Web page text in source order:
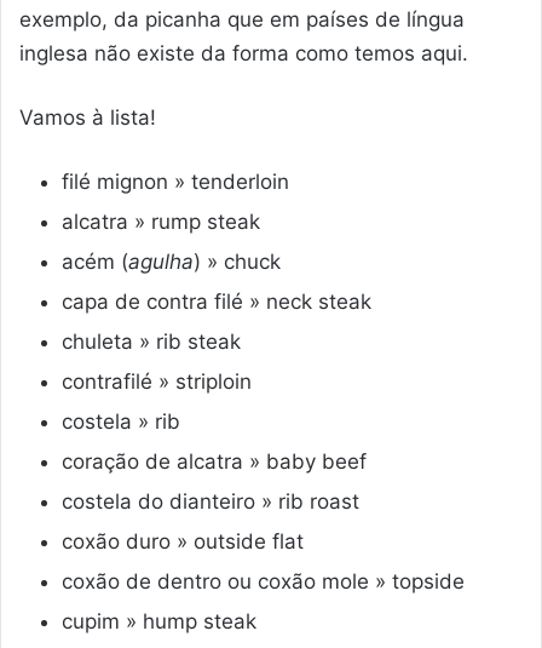
exemplo, da picanha que em países de língua
inglesa não existe da forma como temos aqui.
Vamos à lista!
filé mignon » tenderloin
alcatra » rump steak
acém (agulha) » chuck
capa de contra filé » neck steak
chuleta » rib steak
contrafilé » striploin
costela » rib
coração de alcatra » baby beef
costela do dianteiro » rib roast
coxão duro » outside flat
coxão de dentro ou coxão mole » topside
cupim » hump steak